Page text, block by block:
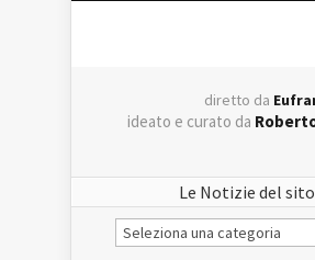
diretto da
ideato e curato da
Le Notizie del sito
Le
Notizie